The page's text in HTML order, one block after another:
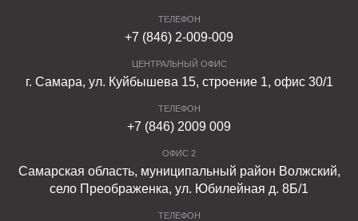
ТЕЛЕФОН
+7 (846) 2-009-009
ЦЕНТРАЛЬНЫЙ ОФИС
г. Самара, ул. Куйбышева 15, строение 1, офис 30/1
ТЕЛЕФОН
+7 (846) 2009 009
ОФИС 2
Самарская область, муниципальный район Волжский,
село Преображенка, ул. Юбилейная д. 8Б/1
ТЕЛЕФОН